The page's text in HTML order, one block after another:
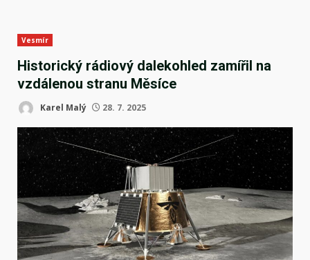
Vesmír
Historický rádiový dalekohled zamířil na
vzdálenou stranu Měsíce
Karel Malý 28. 7. 2025